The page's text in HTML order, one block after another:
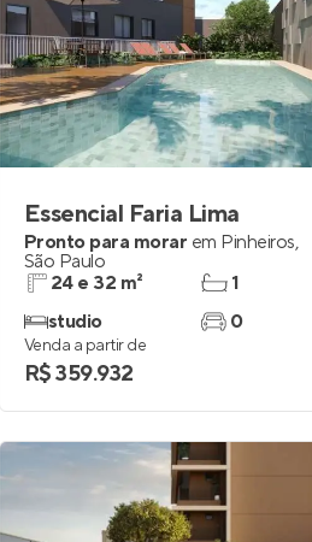
Essencial Faria Lima
Pronto para morar em Pinheiros,
São Paulo
24 e 32 m²
studio
1
0
Venda a partir de
R$ 359.932